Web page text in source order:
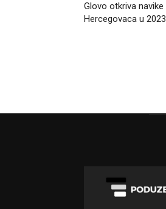
Glovo otkriva
Hercegovaca u